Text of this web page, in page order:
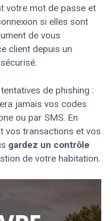
votre mot de passe et
si elles sont
de vous
client depuis un
de phishing :
jamais vos codes
ou par SMS. En
vos transactions et vos
gardez un contrôle
de votre habitation.